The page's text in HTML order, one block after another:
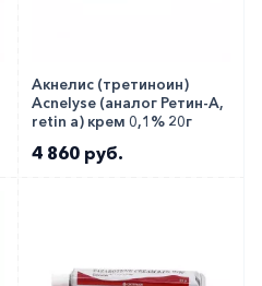
Акнелис (третиноин)
Acnelyse (аналог Ретин-А,
retin a) крем 0,1% 20г
4 860 руб.